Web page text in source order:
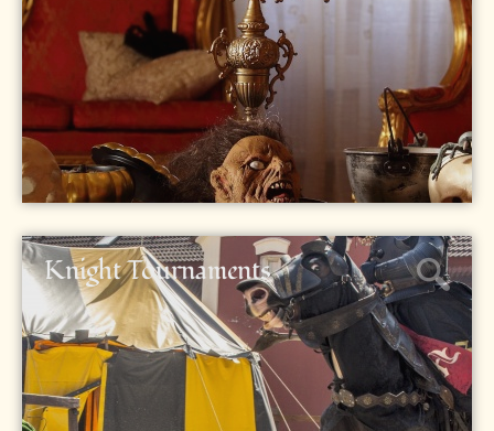
Knight Tournaments